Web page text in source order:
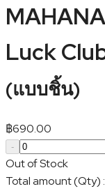
Luck
(แบบชิ้น)
฿690.00
-
Out of Stock
Total amount (Qty) :